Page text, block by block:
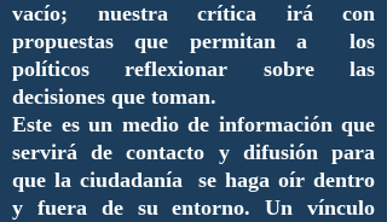
vacío; nuestra crítica irá con
propuestas que permitan a los
políticos reflexionar sobre las
decisiones que toman.
Este es un medio de información que
servirá de contacto y difusión para
que la ciudadanía se haga oír dentro
y fuera de su entorno. Un vínculo